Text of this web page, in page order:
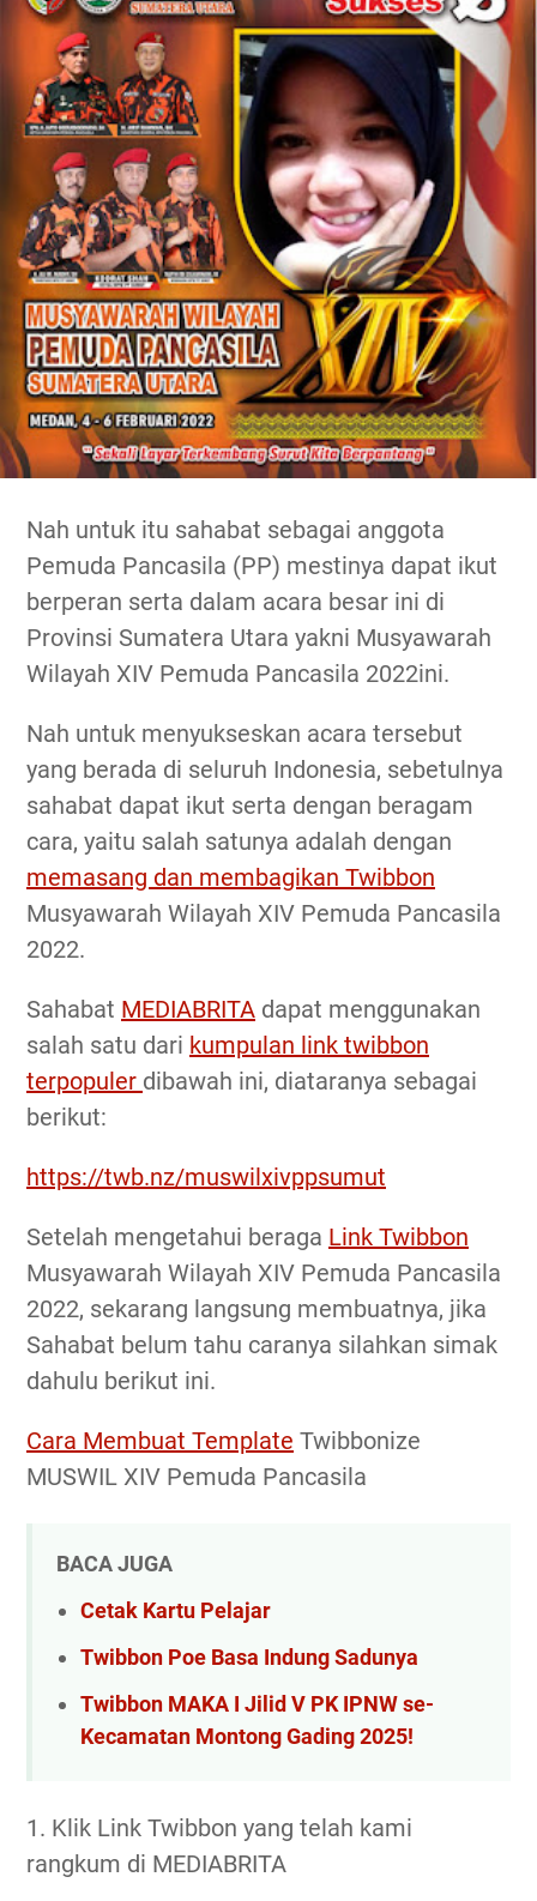
Nah untuk itu sahabat sebagai anggota
Pemuda Pancasila (PP) mestinya dapat ikut
berperan serta dalam acara besar ini di
Provinsi Sumatera Utara yakni Musyawarah
Wilayah XIV Pemuda Pancasila 2022ini.
Nah untuk menyukseskan acara tersebut
yang berada di seluruh Indonesia, sebetulnya
sahabat dapat ikut serta dengan beragam
cara, yaitu salah satunya adalah dengan
memasang dan membagikan Twibbon
Musyawarah Wilayah XIV Pemuda Pancasila
2022.
Sahabat MEDIABRITA dapat menggunakan
salah satu dari kumpulan link twibbon
terpopuler dibawah ini, diataranya sebagai
berikut:
https://twb.nz/muswilxivppsumut
Setelah mengetahui beraga Link Twibbon
Musyawarah Wilayah XIV Pemuda Pancasila
2022, sekarang langsung membuatnya, jika
Sahabat belum tahu caranya silahkan simak
dahulu berikut ini.
Cara Membuat Template Twibbonize
MUSWIL XIV Pemuda Pancasila
BACA JUGA
Cetak Kartu Pelajar
Twibbon Poe Basa Indung Sadunya
Twibbon MAKA I Jilid V PK IPNW se-
Kecamatan Montong Gading 2025!
1. Klik Link Twibbon yang telah kami
rangkum di MEDIABRITA